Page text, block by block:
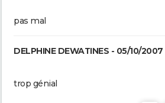
pas mal
DELPHINE DEWATINES - 05/10/2007
trop génial